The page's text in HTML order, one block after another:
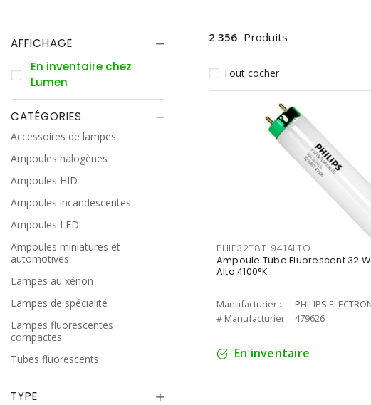
AFFICHAGE
En inventaire chez
Lumen
CATÉGORIES
Accessoires de lampes
Ampoules halogènes
Ampoules HID
Ampoules incandescentes
Ampoules LED
Ampoules miniatures et
automotives
Lampes au xénon
Lampes de spécialité
Lampes fluorescentes
compactes
Tubes fluorescents
TYPE
2 356 Produits
Tout cocher
PHIF32T8TL941ALTO
Ampoule Tube Fluorescent 32
Alto 4100°K
Manufacturier :
PHILIPS
# Manufacturier : 479626
En inventaire